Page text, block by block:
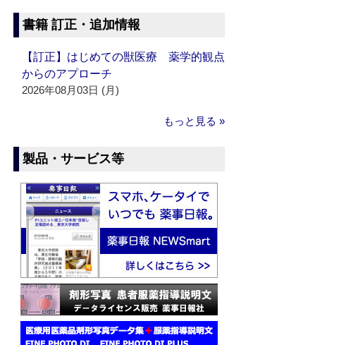
書籍 訂正・追加情報
【訂正】はじめての獣医療 薬学的観点
からのアプローチ
2026年08月03日 (月)
もっと見る »
製品・サービス等